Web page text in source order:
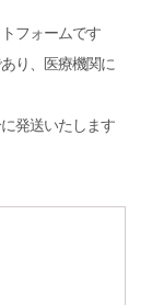
フォームです
り、医療機関に
発送いたします